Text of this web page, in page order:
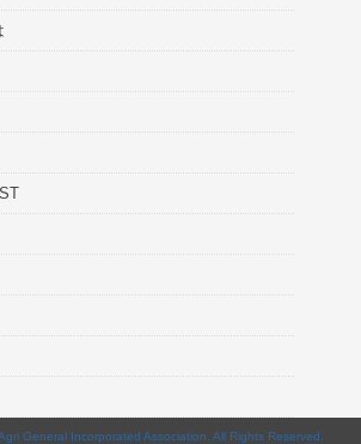
General Incorporated Association. All Rights Reserved.